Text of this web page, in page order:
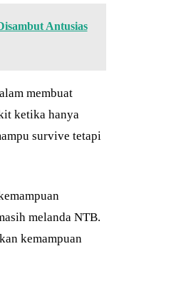
Antusias
membuat
ketika hanya
survive tetapi
melanda NTB.
kemampuan